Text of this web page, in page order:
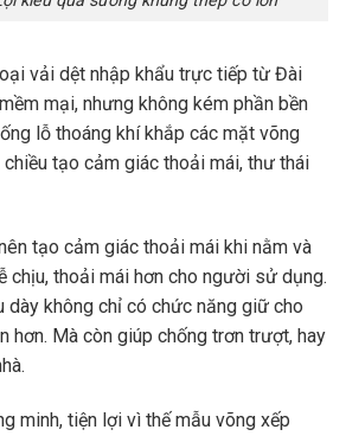
vải dệt nhập khẩu trực tiếp từ Đài
mại, nhưng không kém phần bền
lỗ thoáng khí khắp các mặt võng
tạo cảm giác thoải mái, thư thái
tạo cảm giác thoải mái khi nằm và
chịu, thoải mái hơn cho người sử dụng.
dày không chỉ có chức năng giữ cho
hơn. Mà còn giúp chống trơn trượt, hay
minh, tiện lợi vì thế mẫu võng xếp